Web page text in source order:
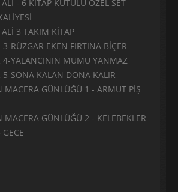
- 6 KİTAP KUTULU ÖZEL SET
3 TAKIM KİTAP
3-RÜZGAR EKEN FIRTINA BİÇER
4-YALANCININ MUMU YANMAZ
5-SONA KALAN DONA KALIR
MACERA GÜNLÜĞÜ 1 - ARMUT PİŞ
MACERA GÜNLÜĞÜ 2 - KELEBEKLER